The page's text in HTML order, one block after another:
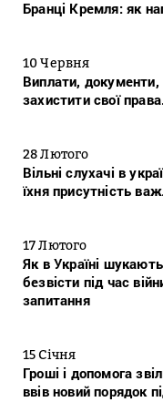
Бранці Кремля: як
10 Червня
Виплати, документи,
захистити свої
28 Лютого
Вільні слухачі в
їхня присутність
17 Лютого
Як в Україні
безвісти під час
запитання
15 Січня
Гроші і допомога
ввів новий порядок